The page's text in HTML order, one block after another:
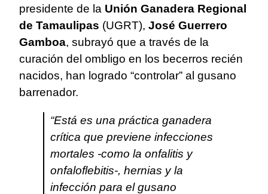
presidente de la Unión Ganadera Regional
de Tamaulipas (UGRT), José Guerrero
Gamboa, subrayó que a través de la
curación del ombligo en los becerros recién
nacidos, han logrado “controlar” al gusano
barrenador.
“Está es una práctica ganadera
crítica que previene infecciones
mortales -como la onfalitis y
onfaloflebitis-, hernias y la
infección para el gusano